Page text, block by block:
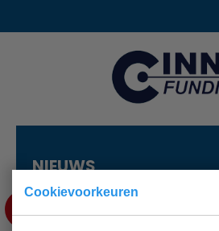
Cookievoorkeuren
NIEUWS
15